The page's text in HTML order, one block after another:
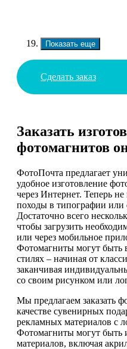
Показать еще
Сделать заказ
Заказать
фотомагнитов
ФотоПочта предлагает
удобное изготовление
через Интернет. Теперь
походы в типографии или
Достаточно всего
чтобы загрузить
или через мобильное
Фотомагниты могут быть
стилях – начиная от
заканчивая
со своим рисунком или
Мы предлагаем заказать
качестве сувенирных
рекламных материалов с
Фотомагниты могут быть
материалов, включая